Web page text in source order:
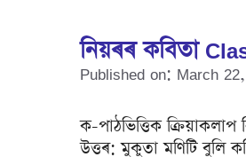
নিয়ৰৰ কবিতা
Published on: March
ক-পাঠভিত্তিক
উত্তৰ: মুকুতা মণিটি বুলি